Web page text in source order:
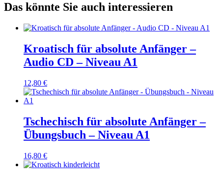
Das könnte Sie auch interessieren
Kroatisch für absolute Anfänger –
Audio CD – Niveau A1
12,80 €
Tschechisch für absolute Anfänger –
Übungsbuch – Niveau A1
16,80 €